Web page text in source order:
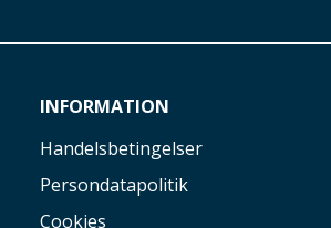
INFORMATION
Handelsbetingelser
Persondatapolitik
Cookies